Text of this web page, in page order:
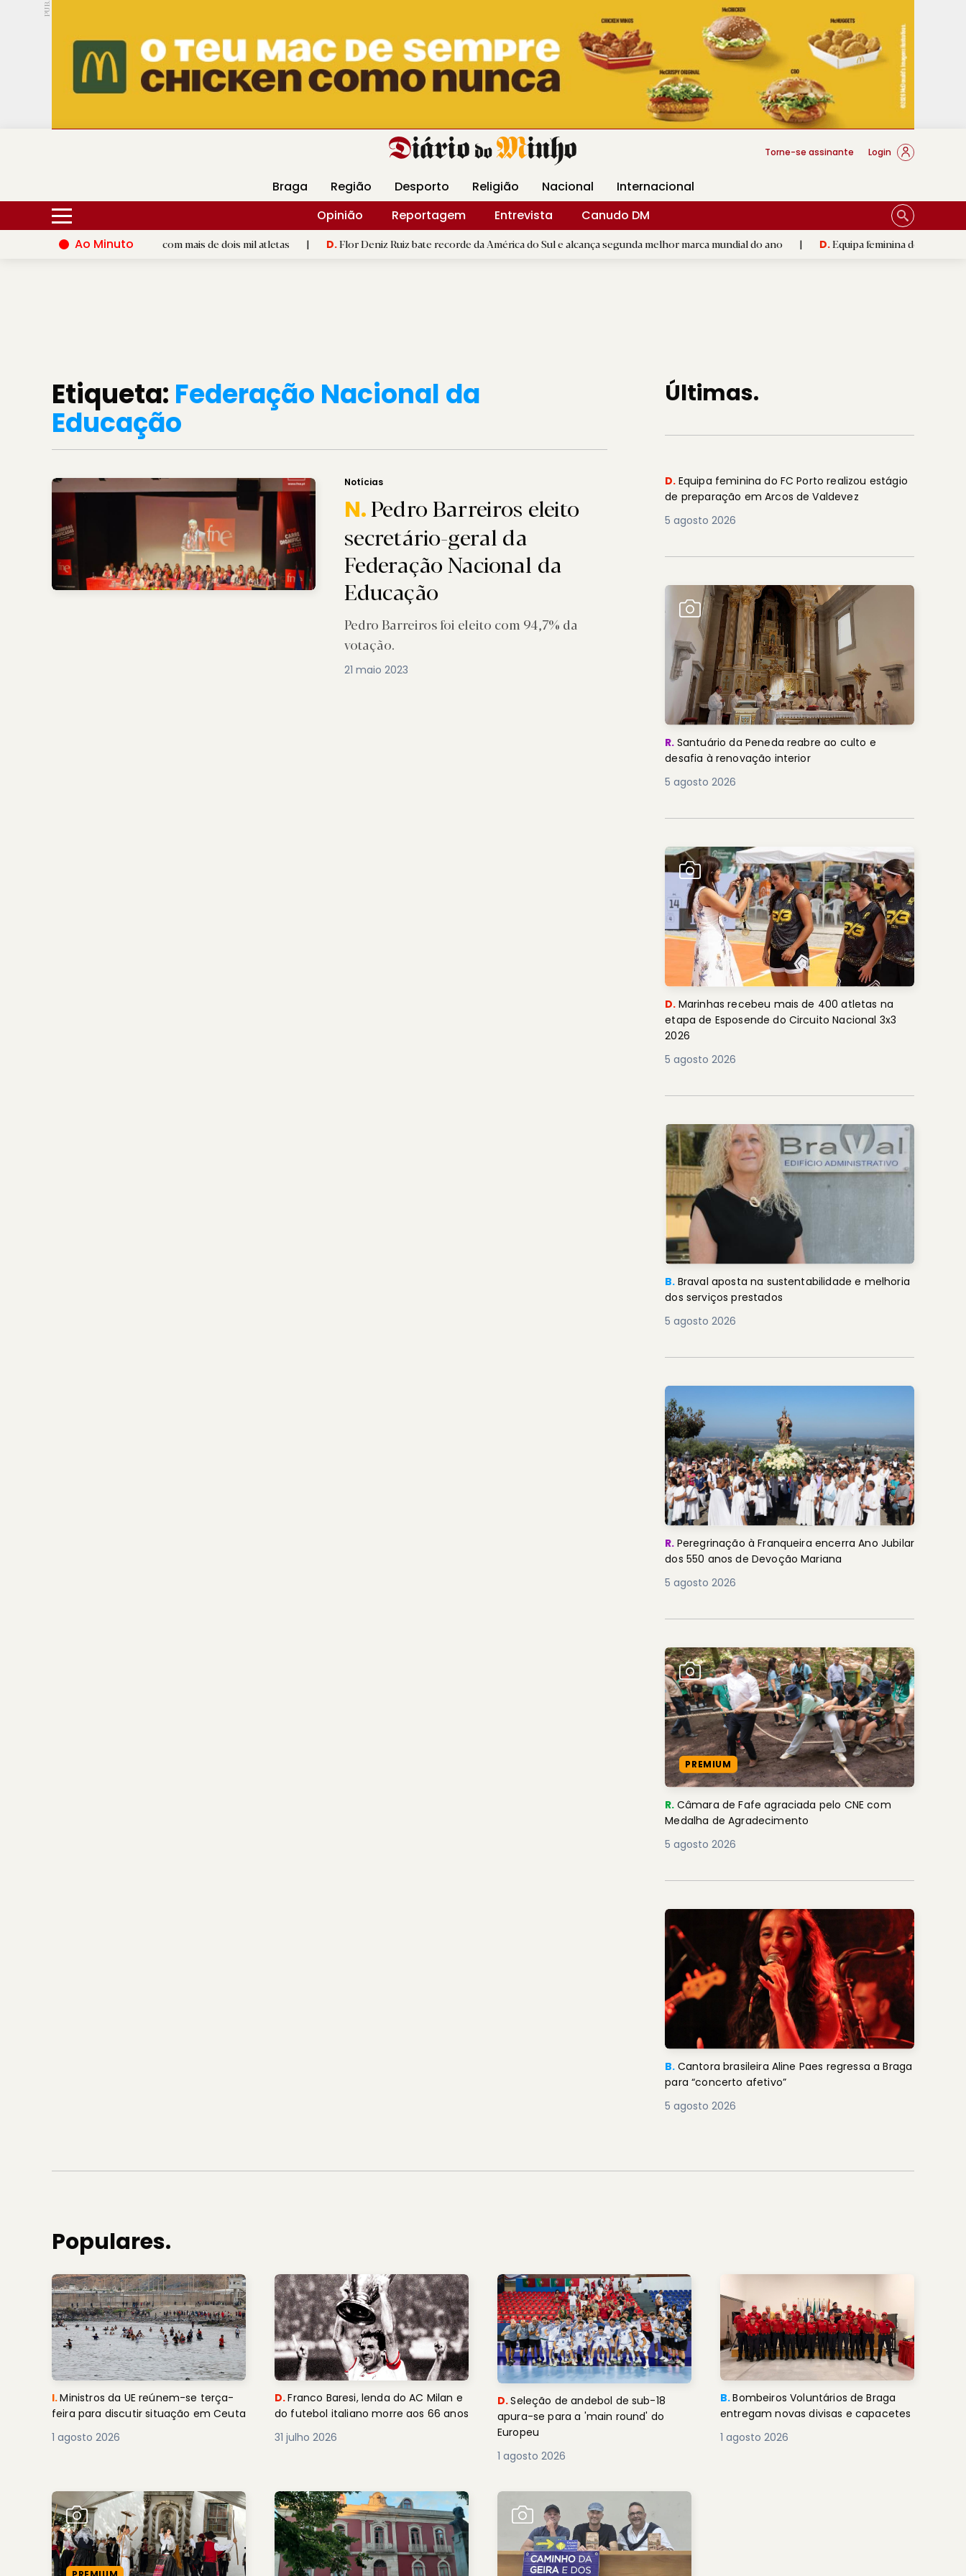
PUB.
Hoje 14ºC 31ºC DMtv Revista Minha Gráfica DM Livraria DM Arquidiocese Braga
Torne-se assinante Login
Braga Região Desporto Religião Nacional
Internacional
Opinião
Reportagem Entrevista
Canudo DM
Ao Minuto
do Eixo Atlântico com mais de dois mil atletas | D.Flor Deniz Ruiz bate recorde da América do Sul e alcança segunda melhor marca mundial do ano | D.Equipa feminina do FC Porto realizou
Etiqueta: Federação Nacional da
Educação
Notícias
N.Pedro Barreiros eleito
secretário-geral da
Federação Nacional da
Educação
Pedro Barreiros foi eleito com 94,7% da
votação.
21 maio 2023
Últimas.
D. Equipa feminina do FC Porto realizou estágio
de preparação em Arcos de Valdevez
5 agosto 2026
R. Santuário da Peneda reabre ao culto e
desafia à renovação interior
5 agosto 2026
D. Marinhas recebeu mais de 400 atletas na
etapa de Esposende do Circuito Nacional 3x3
2026
5 agosto 2026
B. Braval aposta na sustentabilidade e melhoria
dos serviços prestados
5 agosto 2026
R. Peregrinação à Franqueira encerra Ano Jubilar
dos 550 anos de Devoção Mariana
5 agosto 2026
PREMIUM
R. Câmara de Fafe agraciada pelo CNE com
Medalha de Agradecimento
5 agosto 2026
B. Cantora brasileira Aline Paes regressa a Braga
para “concerto afetivo”
5 agosto 2026
Populares.
I.Ministros da UE reúnem-se terça-
feira para discutir situação em Ceuta
1 agosto 2026
D.Franco Baresi, lenda do AC Milan e
do futebol italiano morre aos 66 anos
31 julho 2026
D.Seleção de andebol de sub-18
apura-se para a 'main round' do
Europeu
1 agosto 2026
B.Bombeiros Voluntários de Braga
entregam novas divisas e capacetes
1 agosto 2026